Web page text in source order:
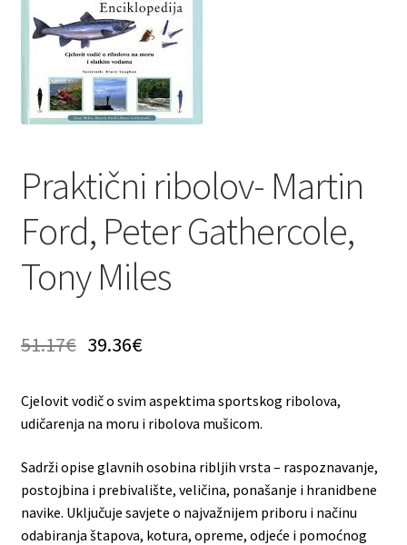
Terms of Use
Uvjeti prodaje i dostava
Praktični ribolov- Martin
Ford, Peter Gathercole,
Tony Miles
51.17€ 39.36€
Cjelovit vodič o svim aspektima sportskog ribolova,
udičarenja na moru i ribolova mušicom.
Sadrži opise glavnih osobina ribljih vrsta – raspoznavanje,
postojbina i prebivalište, veličina, ponašanje i hranidbene
navike. Uključuje savjete o najvažnijem priboru i načinu
odabiranja štapova, kotura, opreme, odjeće i pomoćnog